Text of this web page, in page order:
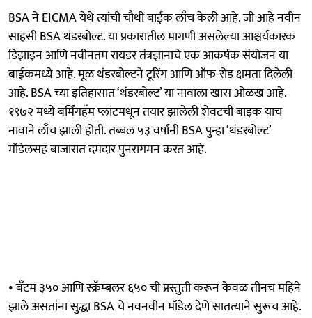
BSA ने EICMA येथे त्यांची चौथी बाईक लाँच केली आहे. जी आहे नवीन
साहसी BSA थंडरबोल्ट. या प्रकारातील मागणी असलेल्या आश्चर्यकारक
डिझाइन आणि नवीनतम रायडर तंत्रज्ञानाचे एक आकर्षक संयोजन या
बाईकमध्ये आहे. मूळ थंडरबोल्टने टूरिंग आणि ऑफ-रोड क्षमता दिलेली
आहे. BSA च्या इतिहासात ‘थंडरबोल्ट’ या नावाला खास ओळख आहे.
१९७२ मध्ये बर्मिंगहॅम प्लांटमधून तयार झालेली शेवटची बाइक याच
नावाने लाँच झाली होती. तब्बल ५३ वर्षांनी BSA पुन्हा ‘थंडरबोल्ट’
मॉडेलसह बाजारात दमदार पुनरागमन करत आहे.
• बँटम ३५० आणि स्क्रॅम्बलर ६५० ची प्रस्तुती करून केवळ तीनच महिने
झाले असतांना सुद्धा BSA चे नवनवीन मॉडेल देणे सातत्याने सुरूच आहे.